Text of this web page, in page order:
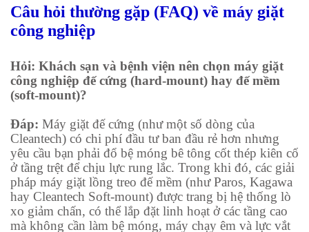
Câu hỏi thường gặp (FAQ) về máy giặt
công nghiệp
Hỏi: Khách sạn và bệnh viện nên chọn máy giặt
công nghiệp đế cứng (hard-mount) hay đế mềm
(soft-mount)?
Đáp: Máy giặt đế cứng (như một số dòng của
Cleantech) có chi phí đầu tư ban đầu rẻ hơn nhưng
yêu cầu bạn phải đổ bệ móng bê tông cốt thép kiên cố
ở tầng trệt để chịu lực rung lắc. Trong khi đó, các giải
pháp máy giặt lồng treo đế mềm (như Paros, Kagawa
hay Cleantech Soft-mount) được trang bị hệ thống lò
xo giảm chấn, có thể lắp đặt linh hoạt ở các tầng cao
mà không cần làm bệ móng, máy chạy êm và lực vắt